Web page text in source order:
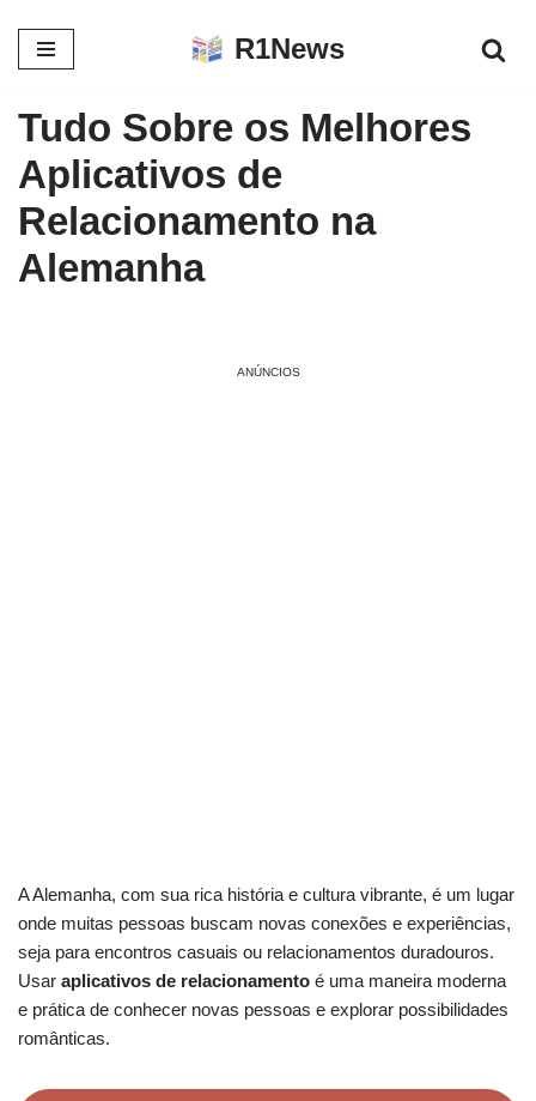
Pular
conteúdo
R1News
Tudo Sobre os Melhores
Aplicativos de
Relacionamento na
Alemanha
ANÚNCIOS
A Alemanha, com sua rica história e cultura vibrante, é um lugar
onde muitas pessoas buscam novas conexões e experiências,
seja para encontros casuais ou relacionamentos duradouros.
Usar aplicativos de relacionamento é uma maneira moderna
e prática de conhecer novas pessoas e explorar possibilidades
românticas.